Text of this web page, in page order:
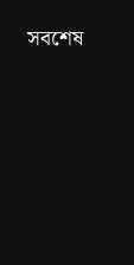
সবশেষ